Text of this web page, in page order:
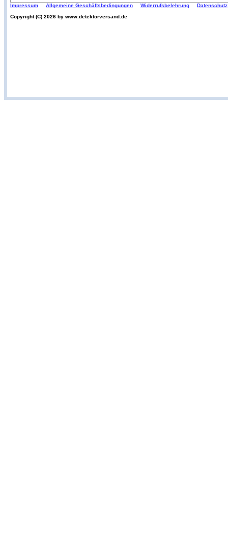
Impressum Allgemeine Geschäftsbedingungen Widerrufsbelehrung
Datenschutz
Copyright (C) 2026 by www.detektorversand.de